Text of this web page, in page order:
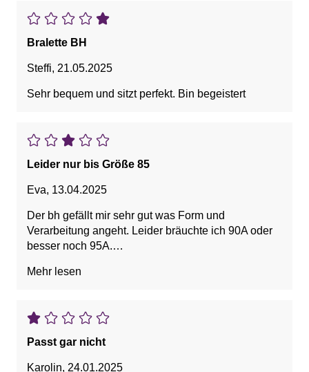
Bralette BH
Steffi, 21.05.2025
Sehr bequem und sitzt perfekt. Bin begeistert
Leider nur bis Größe 85
Eva, 13.04.2025
Der bh gefällt mir sehr gut was Form und
Verarbeitung angeht. Leider bräuchte ich 90A oder
besser noch 95A.
Werde ihn zurück schicken
Mehr lesen
Passt gar nicht
Karolin, 24.01.2025